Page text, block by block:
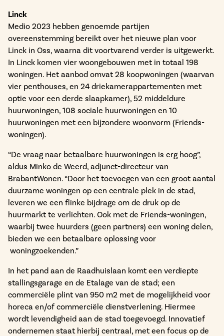
Linck
Medio 2023 hebben genoemde partijen
overeenstemming bereikt over het nieuwe plan voor
Linck in Oss, waarna dit voortvarend verder is uitgewerkt.
In Linck komen vier woongebouwen met in totaal 198
woningen. Het aanbod omvat 28 koopwoningen (waarvan
vier penthouses, en 24 driekamerappartementen met
optie voor een derde slaapkamer), 52 middeldure
huurwoningen, 108 sociale huurwoningen en 10
huurwoningen met een bijzondere woonvorm (Friends-
woningen).
“De vraag naar betaalbare huurwoningen is erg hoog”,
aldus Minko de Weerd, adjunct-directeur van
BrabantWonen. “Door het toevoegen van een groot aantal
duurzame woningen op een centrale plek in de stad,
leveren we een flinke bijdrage om de druk op de
huurmarkt te verlichten. Ook met de Friends-woningen,
waarbij twee huurders (geen partners) een woning delen,
bieden we een betaalbare oplossing voor
woningzoekenden.”
In het pand aan de Raadhuislaan komt een verdiepte
stallingsgarage en de Etalage van de stad; een
commerciële plint van 950 m2 met de mogelijkheid voor
horeca en/of commerciële dienstverlening. Hiermee
wordt levendigheid aan de stad toegevoegd. Innovatief
ondernemen staat hierbij centraal, met een focus op de